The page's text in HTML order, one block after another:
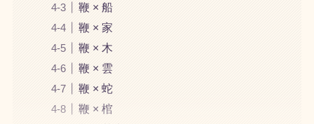
鞭 × 船
鞭 × 家
鞭 × 木
鞭 × 雲
鞭 × 蛇
鞭 × 棺